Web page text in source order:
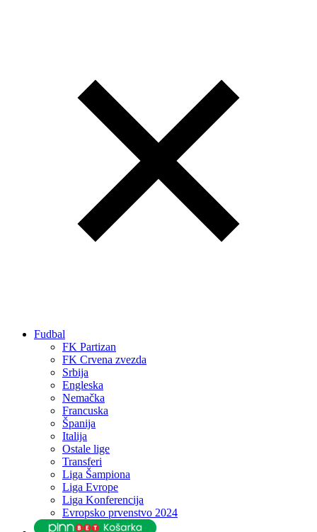
Fudbal
FK Partizan
FK Crvena zvezda
Srbija
Engleska
Nemačka
Francuska
Španija
Italija
Ostale lige
Transferi
Liga Šampiona
Liga Evrope
Liga Konferencija
Evropsko prvenstvo 2024